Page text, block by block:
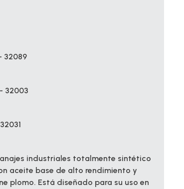
32089
32003
industriales totalmente sintético
aceite base de alto rendimiento y
plomo. Está diseñado para su uso en